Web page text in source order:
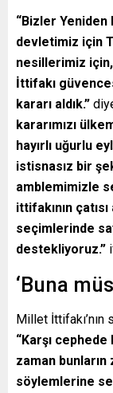
“Bizler
devletimiz için
nesillerimiz
İttifakı
kararı aldık.”
kararımızı
hayırlı uğurlu
istisnasız bir
amblemimizle
ittifakının
seçimlerinde
destekliyoruz.”
‘Buna
Millet
“Karşı
zaman
söylemlerine